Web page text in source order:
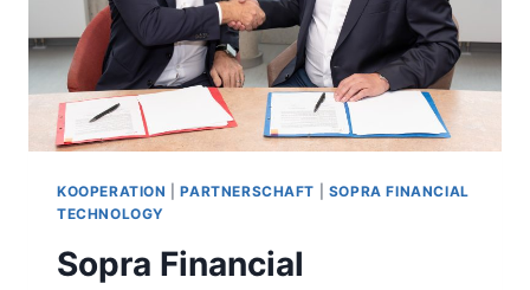
KOOPERATION |PARTNERSCHAFT
SOPRA FINANCIAL
TECHNOLOGY
Sopra Financial